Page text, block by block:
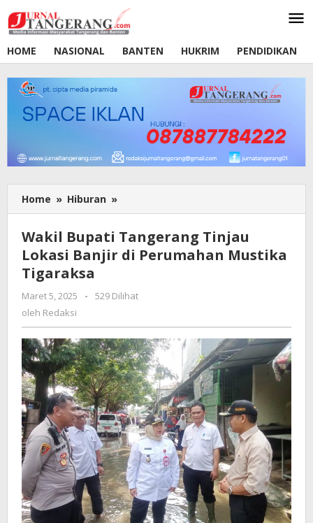
ke
konten
HOME
NASIONAL BANTEN HUKRIM PENDIDIKAN
Home » Hiburan »
Bupati
Tinjau
Lokasi
Perumahan
Tigaraksa
Wakil Bupati Tangerang Tinjau
Lokasi Banjir di Perumahan Mustika
Tigaraksa
Maret 5, 2025
oleh
-
529 Dilihat
oleh Redaksi